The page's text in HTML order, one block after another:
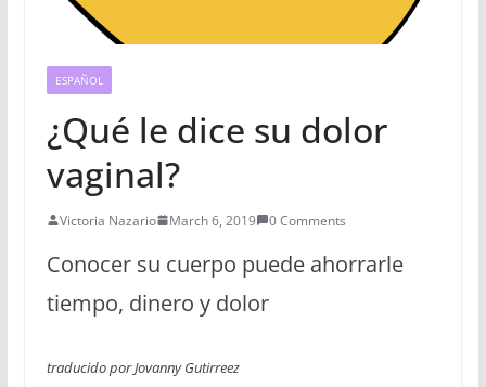
ESPAÑOL
¿Qué le dice su dolor
vaginal?
Victoria Nazario March 6, 2019 0 Comments
Conocer su cuerpo puede ahorrarle
tiempo, dinero y dolor
traducido por Jovanny Gutirreez